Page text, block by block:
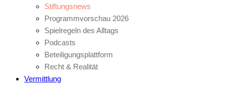
Stiftungsnews
Programmvorschau 2026
Spielregeln des Alltags
Podcasts
Beteiligungsplattform
Recht & Realität
Vermittlung